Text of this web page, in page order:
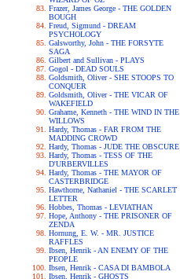
Frazer, James George - THE GOLDEN
BOUGH
Freud, Sigmund - DREAM
PSYCHOLOGY
Galsworthy, John - THE FORSYTE
SAGA
Gilbert and Sullivan - PLAYS
Gogol - DEAD SOULS
Goldsmith, Oliver - SHE STOOPS TO
CONQUER
Goldsmith, Oliver - THE VICAR OF
WAKEFIELD
Grahame, Kenneth - THE WIND IN THE
WILLOWS
Hardy, Thomas - FAR FROM THE
MADDING CROWD
Hardy, Thomas - JUDE THE OBSCURE
Hardy, Thomas - TESS OF THE
D'URBERVILLES
Hardy, Thomas - THE MAYOR OF
CASTERBRIDGE
Hawthorne, Nathaniel - THE SCARLET
LETTER
Hobbes, Thomas - LEVIATHAN
Hope, Anthony - THE PRISONER OF
ZENDA
Hornung, E. W. - MR. JUSTICE
RAFFLES
Ibsen, Henrik - AN ENEMY OF THE
PEOPLE
Ibsen, Henrik - CASA DI BAMBOLA
Ibsen, Henrik - GHOSTS